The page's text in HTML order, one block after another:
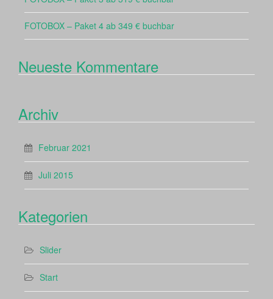
FOTOBOX – Paket 4 ab 349 € buchbar
Neueste Kommentare
Archiv
Februar 2021
Juli 2015
Kategorien
Slider
Start